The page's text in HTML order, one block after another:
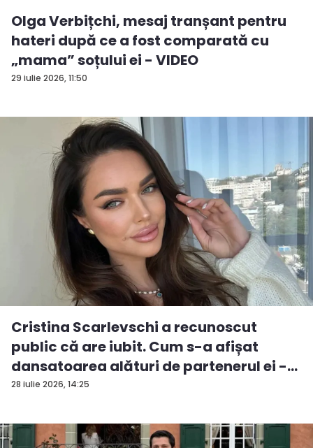
29 iulie 2026, 11:50
Olga Verbițchi, mesaj tranșant pentru
hateri după ce a fost comparată cu
„mama” soțului ei - VIDEO
28 iulie 2026, 14:25
Cristina Scarlevschi a recunoscut
public că are iubit. Cum s-a afișat
dansatoarea alături de partenerul ei -
V...